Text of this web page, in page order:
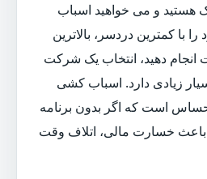
هستید و می خواهید اسباب
با کمترین دردسر، بالاترین
دهید، انتخاب یک شرکت
زیادی دارد. اسباب کشی
است که اگر بدون برنامه
باعث خسارت مالی، اتلاف وقت